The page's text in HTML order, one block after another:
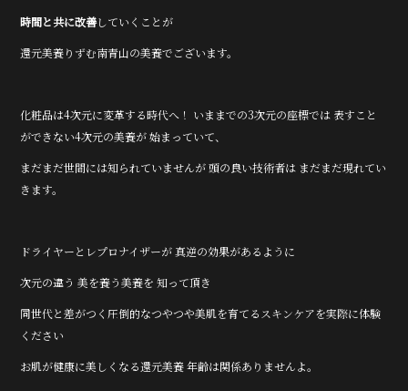
時間と共に改善していくことが
還元美養りずむ南青山の美養でございます。
化粧品は4次元に変革する時代へ！ いままでの3次元の座標では 表すこと
ができない4次元の美養が 始まっていて、
まだまだ世間には知られていませんが 頭の良い技術者は まだまだ現れてい
きます。
ドライヤーとレプロナイザーが 真逆の効果があるように
次元の違う 美を養う美養を 知って頂き
同世代と差がつく圧倒的なつやつや美肌を育てるスキンケアを実際に体験
ください
お肌が健康に美しくなる還元美養 年齢は関係ありませんよ。